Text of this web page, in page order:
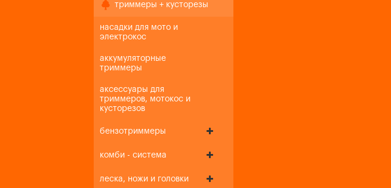
триммеры + кусторезы
насадки для мото и
электрокос
аккумуляторные
триммеры
аксессуары для
триммеров, мотокос и
кусторезов
бензотриммеры
комби - система
леска, ножи и головки